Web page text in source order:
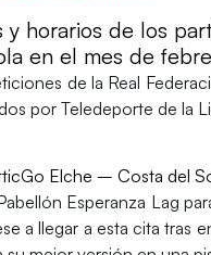
y horarios de los
en el mes de
de la Real
porTeledeporte de la
Elche – Costa del
Esperanza Lag
a llegar a esta cita tras